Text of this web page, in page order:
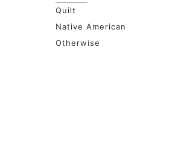
Quilt
Native American
Otherwise